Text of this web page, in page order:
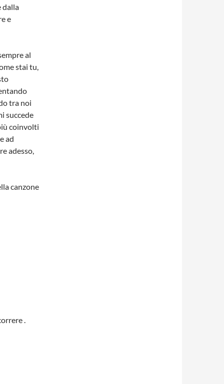
dalla
e
al
stai tu,
tra noi
succede
coinvolti
ad
adesso,
canzone
.